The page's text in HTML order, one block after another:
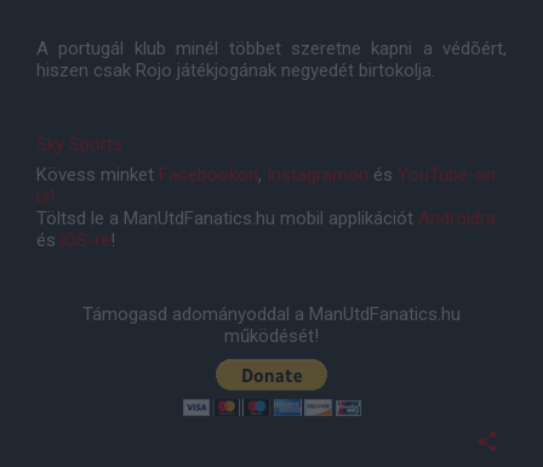
A portugál klub minél többet szeretne kapni a védõért,
hiszen csak Rojo játékjogának negyedét birtokolja.
Sky Sports
Kövess minket Facebookon, Instagramon és YouTube-on
is!
Töltsd le a ManUtdFanatics.hu mobil applikációt Androidra
és iOS-re!
Támogasd adományoddal a ManUtdFanatics.hu
működését!